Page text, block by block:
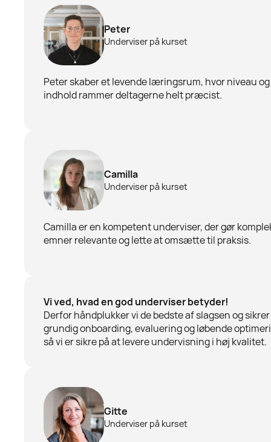
Peter
Underviser på kurset
Peter skaber et levende læringsrum, hvor niveau og
indhold rammer deltagerne helt præcist.
Camilla
Underviser på kurset
Camilla er en kompetent underviser, der gør
emner relevante og lette at omsætte til praksis.
Vi ved, hvad en god underviser betyder!
Derfor håndplukker vi de bedste af slagsen og sikrer
grundig onboarding, evaluering og løbende
så vi er sikre på at levere undervisning i høj kvalitet.
Gitte
Underviser på kurset